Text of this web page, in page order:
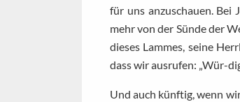
für uns anzuschauen. Bei
mehr von der Sünde der
dieses Lammes, seine
dass wir ausrufen: „Wür-
Und auch künftig, wenn